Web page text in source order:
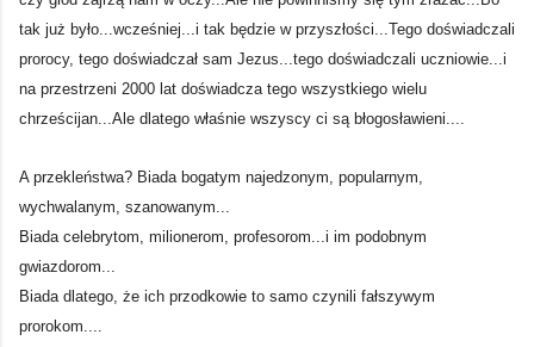
tak już było...wcześniej...i tak będzie w przyszłości...Tego doświadczali
prorocy, tego doświadczał sam Jezus...tego doświadczali uczniowie...i
na przestrzeni 2000 lat doświadcza tego wszystkiego wielu
chrześcijan...Ale dlatego właśnie wszyscy ci są błogosławieni....
A przekleństwa? Biada bogatym najedzonym, popularnym,
wychwalanym, szanowanym...
Biada celebrytom, milionerom, profesorom...i im podobnym
gwiazdorom...
Biada dlatego, że ich przodkowie to samo czynili fałszywym
prorokom....